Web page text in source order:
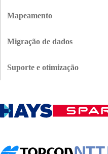
damos-lhe uma visão única do
Mapeamento
criados ao longo dos anos.
para que o seu modelo de dados
Migração de dados
serviços de migração de dados
normalização dos registos.
Suporte e otimização
garantia de que o seu